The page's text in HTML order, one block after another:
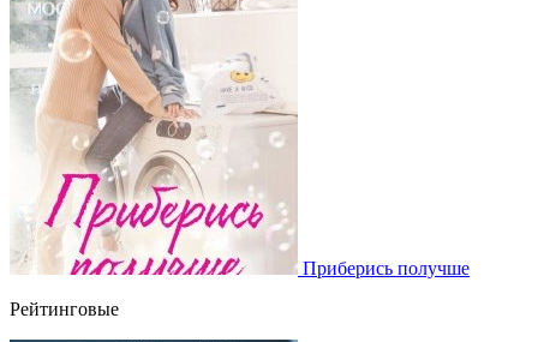
Приберись получше
Рейтинговые